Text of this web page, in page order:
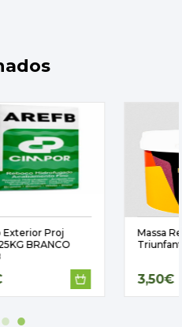
Massa Reparação 1KG
Triunfante